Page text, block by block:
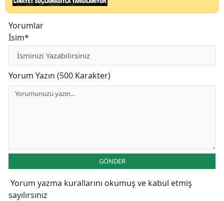
Yorumlar
İsim*
Yorum Yazın (500 Karakter)
GÖNDER
Yorum yazma kurallarını okumuş ve kabul etmiş
sayılırsınız